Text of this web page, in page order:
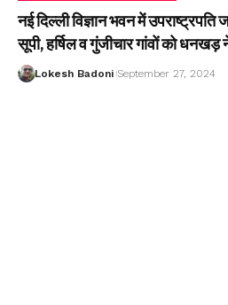
नई दिल्ली विज्ञान भवन में
सूपी, हर्षिल व गुंजीचार गांवों को
Lokesh Badoni September 27, 2024